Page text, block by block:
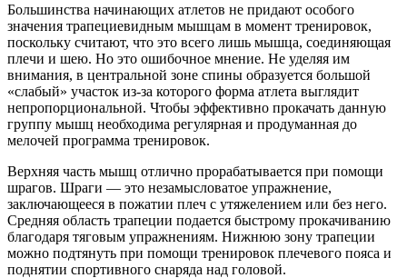
Большинства начинающих атлетов не придают особого
значения трапециевидным мышцам в момент тренировок,
поскольку считают, что это всего лишь мышца, соединяющая
плечи и шею. Но это ошибочное мнение. Не уделяя им
внимания, в центральной зоне спины образуется большой
«слабый» участок из-за которого форма атлета выглядит
непропорциональной. Чтобы эффективно прокачать данную
группу мышц необходима регулярная и продуманная до
мелочей программа тренировок.
Верхняя часть мышц отлично прорабатывается при помощи
шрагов. Шраги — это незамысловатое упражнение,
заключающееся в пожатии плеч с утяжелением или без него.
Средняя область трапеции подается быстрому прокачиванию
благодаря тяговым упражнениям. Нижнюю зону трапеции
можно подтянуть при помощи тренировок плечевого пояса и
поднятии спортивного снаряда над головой.